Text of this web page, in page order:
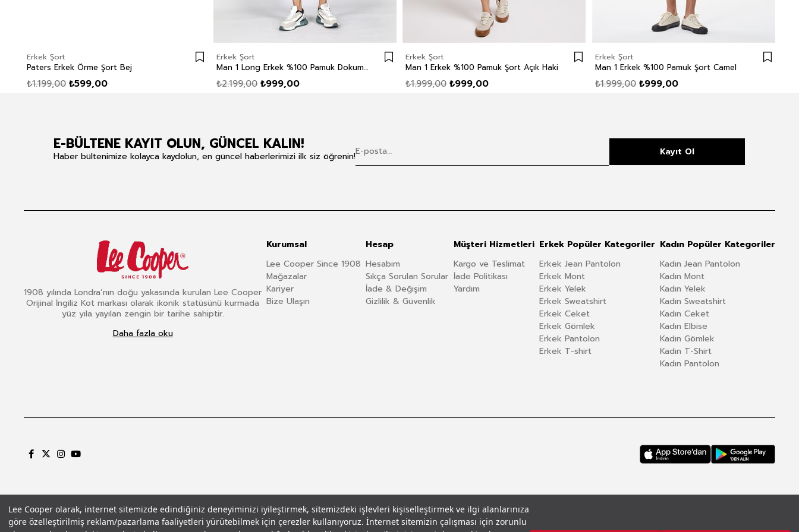
Lee Cooper olarak, internet sitemizde edindiğiniz deneyiminizi iyileştirmek, sitemizdeki işlevleri kişiselleştirmek ve ilgi alanlarınıza
göre özelleştirilmiş reklam/pazarlama faaliyetleri yürütebilmek için çerezler kullanıyoruz. İnternet sitemizin çalışması için zorunlu
Erkek Şort
Paters Erkek Örme Şort Bej
₺599,00
₺1.199,00
Erkek Şort
Man 1 Long Erkek %100 Pamuk Dokuma Bermuda Taş
₺999,00
₺2.199,00
Erkek Şort
Man 1 Erkek %100 Pamuk Şort Açık Haki
₺999,00
₺1.999,00
Erkek Şort
Man 1 Erkek %100 Pamuk Şort Camel
₺999,00
₺1.999,00
E-BÜLTENE KAYIT OLUN, GÜNCEL KALIN!
Haber bültenimize kolayca kaydolun, en güncel haberlerimizi ilk siz öğrenin! Kayıt Ol
1908 yılında Londra’nın doğu yakasında kurulan Lee Cooper
Orijinal İngiliz Kot markası olarak ikonik statüsünü kurmada
yüz yıla yayılan zengin bir tarihe sahiptir.
Daha fazla oku
Kurumsal
Lee Cooper Since 1908
Mağazalar
Kariyer
Bize Ulaşın
Hesap
Hesabım
Sıkça Sorulan Sorular
İade & Değişim
Gizlilik & Güvenlik
Müşteri Hizmetleri
Kargo ve Teslimat
İade Politikası
Yardım
Erkek Popüler Kategoriler
Erkek Jean Pantolon
Erkek Mont
Erkek Yelek
Erkek Sweatshirt
Erkek Ceket
Erkek Gömlek
Erkek Pantolon
Erkek T-shirt
Kadın Popüler Kategoriler
Kadın Jean Pantolon
Kadın Mont
Kadın Yelek
Kadın Sweatshirt
Kadın Ceket
Kadın Elbise
Kadın Gömlek
Kadın T-Shirt
Kadın Pantolon
Gizlilik PolitikasıÇerez PolitikasıKVKK Aydınlatma MetniŞartlar ve Koşullar© 2026 Leecooper - Tüm Hakları Saklıdır.